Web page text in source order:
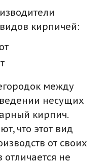
кирпичей:
между
несущих
кирпич.
что этот вид
от своих
не